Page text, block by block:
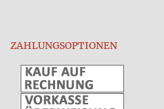
ZAHLUNGSOPTIONEN